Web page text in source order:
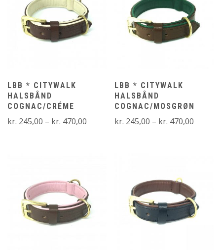
LBB * CITYWALK
HALSBÅND
COGNAC/CRÉME
kr. 245,00 – kr. 470,00 Prisinterval:
LBB * CITYWALK
HALSBÅND
COGNAC/MOSGRØN
kr. 245,00 – kr. 470,00